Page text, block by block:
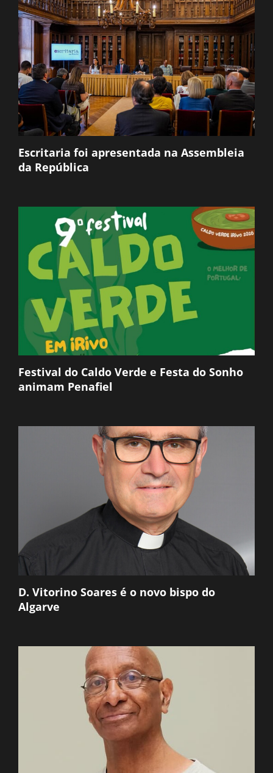
Escritaria foi apresentada na Assembleia
da República
Festival do Caldo Verde e Festa do Sonho
animam Penafiel
D. Vitorino Soares é o novo bispo do
Algarve